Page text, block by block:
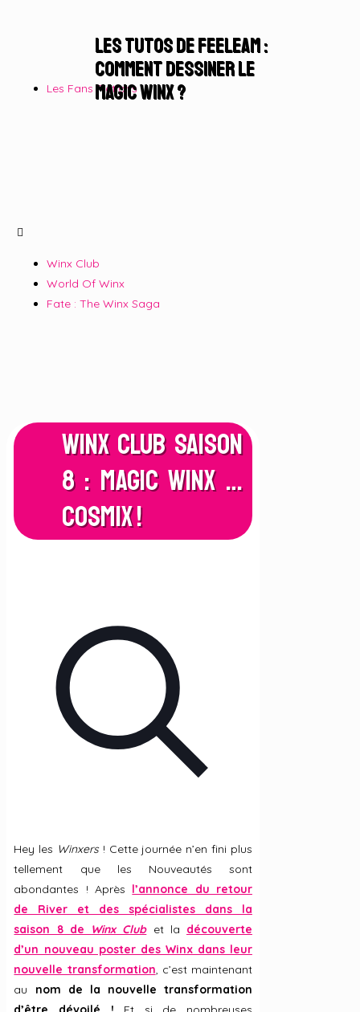
Les Tutos de Feeleam :
Comment dessiner le
Magic Winx ?
Les Fans Fictions
Winx Club
World Of Winx
Fate : The Winx Saga
Winx Club Saison
8 : Magic Winx …
Cosmix !
Hey les Winxers! Cette journée n’en fini plus
tellement que les Nouveautés sont
abondantes ! Après l’annonce du retour
de River et des spécialistes dans la
saison 8 de
Winx Club et la découverte
d’un nouveau poster des Winx dans leur
nouvelle transformation, c’est maintenant
au nom de la nouvelle transformation